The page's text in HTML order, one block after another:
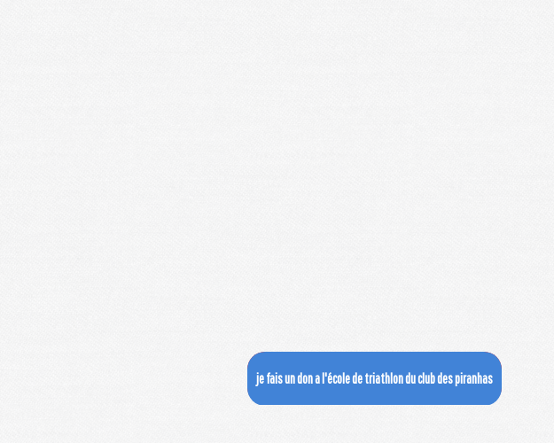
je fais un don a l'école de triathlon du club des piranhas